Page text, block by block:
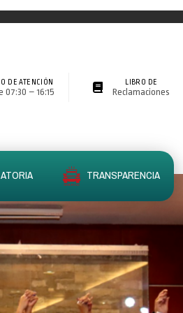
DE ATENCIÓN
07:30 – 16:15
LIBRO DE
Reclamaciones
TRANSPARENCIA